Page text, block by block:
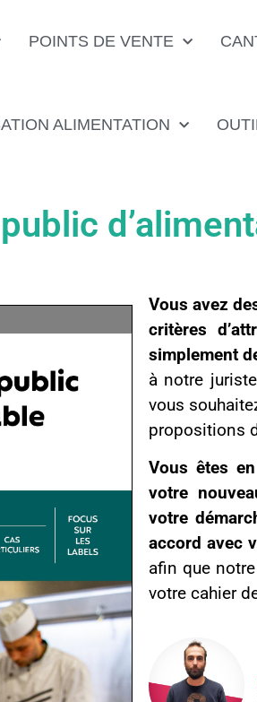
POINTS DE VENTE
ALIMENTATION
Vous avez
critères
simplement
à notre
vous
propositions
Vous êtes
votre
votre
accord avec
afin que
votre cahier